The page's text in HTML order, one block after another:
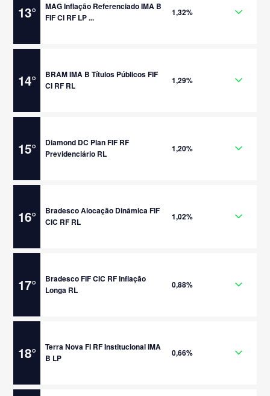
13°
MAG Inflação Referenciado IMA B
FIF CI RF LP ...
1,32%
14°
BRAM IMA B Títulos Públicos FIF
CI RF RL
1,29%
15°
Diamond DC Plan FIF RF
Previdenciário RL
1,20%
16°
Bradesco Alocação Dinâmica FIF
CIC RF RL
1,02%
17°
Bradesco FIF CIC RF Inflação
Longa RL
0,88%
18°
Terra Nova FI RF Institucional IMA
B LP
0,66%